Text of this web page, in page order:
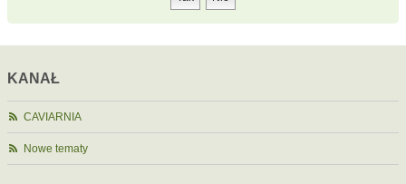
KANAŁ
CAVIARNIA
Nowe tematy